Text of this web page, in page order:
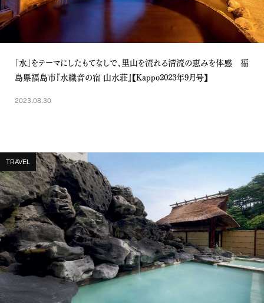
「水」をテーマにしたもてなしで、里山を流れる清流の恵みを体感 福
島県福島市『水織音の宿 山水荘』【Kappo2023年9月号】
2023.08.30
TRAVEL